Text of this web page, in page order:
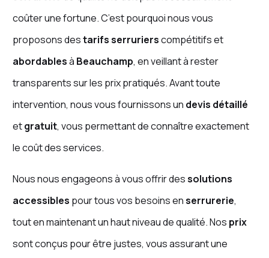
coûter une fortune. C’est pourquoi nous vous
proposons destarifs serrurierscompétitifs et
abordablesà Beauchamp, en veillant à rester
transparents sur les prix pratiqués. Avant toute
intervention, nous vous fournissons un devis détaillé
etgratuit, vous permettant de connaître exactement
le coût des services.
Nous nous engageons à vous offrir dessolutions
accessibles pour tous vos besoins enserrurerie,
tout en maintenant un haut niveau de qualité. Nos prix
sont conçus pour être justes, vous assurant une